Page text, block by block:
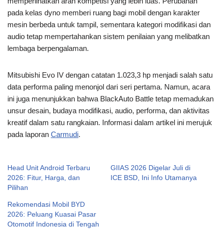
pada kelas dyno memberi ruang bagi mobil dengan karakter
mesin berbeda untuk tampil, sementara kategori modifikasi dan
audio tetap mempertahankan sistem penilaian yang melibatkan
lembaga berpengalaman.
Mitsubishi Evo IV dengan catatan 1.023,3 hp menjadi salah satu
data performa paling menonjol dari seri pertama. Namun, acara
ini juga menunjukkan bahwa BlackAuto Battle tetap memadukan
unsur desain, budaya modifikasi, audio, performa, dan aktivitas
kreatif dalam satu rangkaian. Informasi dalam artikel ini merujuk
pada laporan Carmudi.
Head Unit Android Terbaru
2026: Fitur, Harga, dan
Pilihan
GIIAS 2026 Digelar Juli di
ICE BSD, Ini Info Utamanya
Rekomendasi Mobil BYD
2026: Peluang Kuasai Pasar
Otomotif Indonesia di Tengah